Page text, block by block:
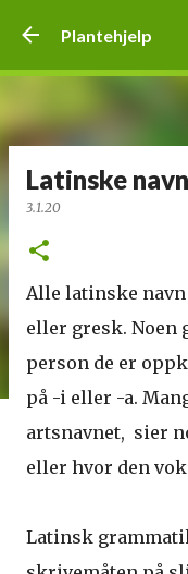
Plantehjelp
Latinske
3.1.20
Alle latinske
eller gresk. Noen
person de er
på -i eller -a.
artsnavnet, sier
eller hvor den
Latinsk